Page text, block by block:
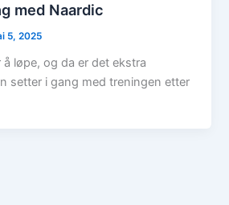
med Naardic
5, 2025
å løpe, og da er det ekstra
setter i gang med treningen etter